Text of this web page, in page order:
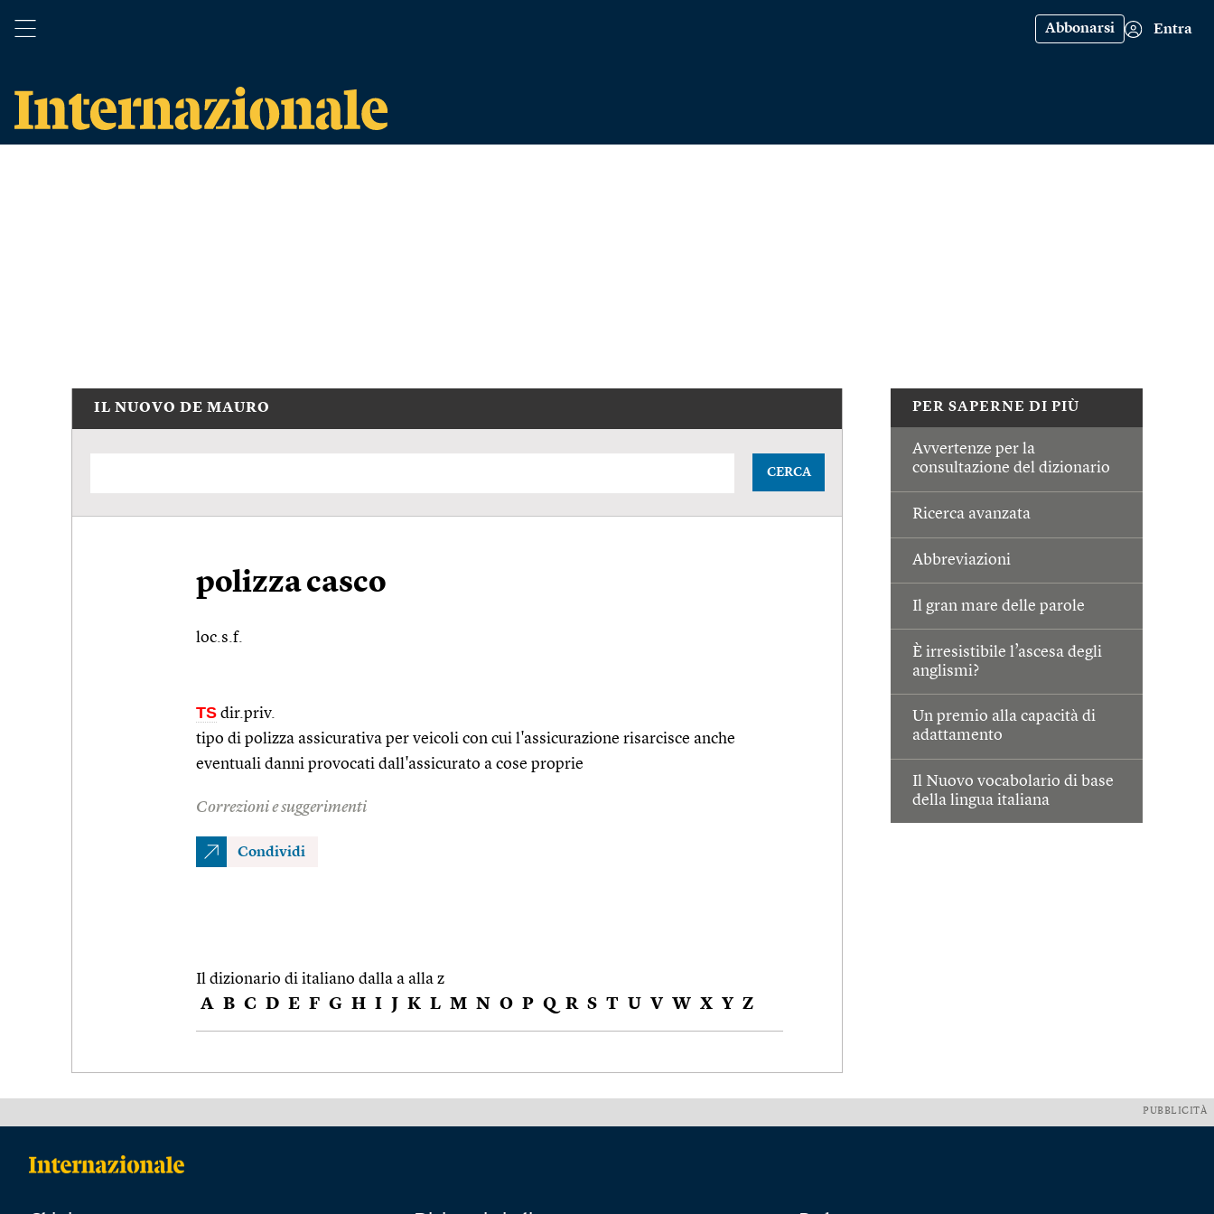
Abbonarsi Entra
PER SAPERNE DI PIÙ
Avvertenze per la
consultazione del dizionario
Ricerca avanzata
Abbreviazioni
Il gran mare delle parole
È irresistibile l’ascesa degli
anglismi?
Un premio alla capacità di
adattamento
Il Nuovo vocabolario di base
della lingua italiana
IL NUOVO DE MAURO
CERCA
polizza casco
loc.s.f.
TS dir.priv.
tipo di polizza assicurativa per veicoli con cui l'assicurazione risarcisce anche
eventuali danni provocati dall'assicurato a cose proprie
Correzioni e suggerimenti
Condividi
Il dizionario di italiano dalla a alla z
A B C D E F G H I J K L M N O P Q R S T U V W X Y Z
PUBBLICITÀ